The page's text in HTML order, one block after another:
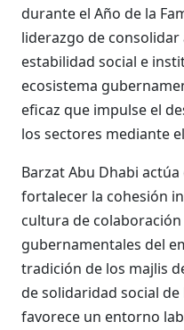
durante el Año de la
liderazgo de
estabilidad social e
ecosistema
eficaz que impulse el
los sectores mediante
Barzat Abu Dhabi
fortalecer la cohesión
cultura de
gubernamentales del
tradición de los majlis
de solidaridad social
favorece un entorno